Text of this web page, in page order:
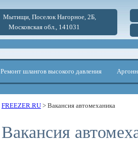
Мытищи, Поселок Нагорное, 2Б,
Московская обл., 141031
Ремонт шлангов высокого давления
FREEZER.RU > Вакансия автомеханика
Вакансия